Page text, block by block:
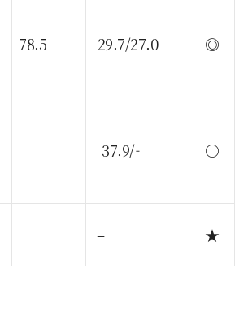
78.5 29.7/27.0 ◎
37.9/- ○
– ★